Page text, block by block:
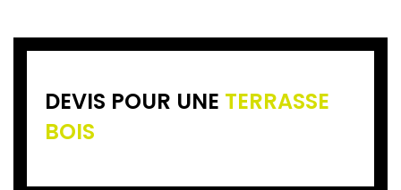
DEVIS POUR UNE TERRASSE
BOIS